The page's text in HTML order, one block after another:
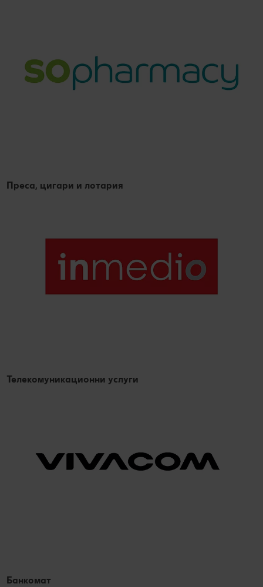
Преса, цигари и лотария
Телекомуникационни услуги
Банкомат